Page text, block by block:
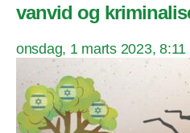
vanvid og
onsdag, 1 marts 2023, 8:11